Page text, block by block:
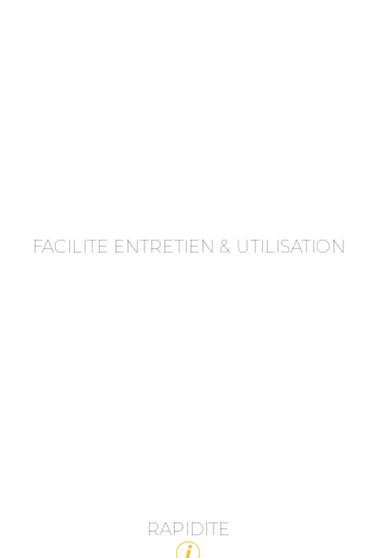
FACILITE ENTRETIEN & UTILISATION
RAPIDITE